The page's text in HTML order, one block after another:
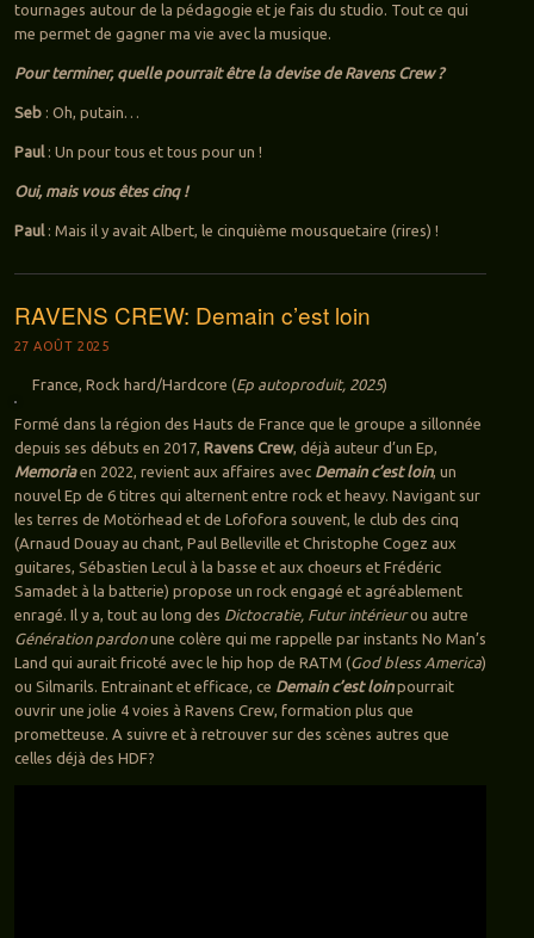
tournages autour de la pédagogie et je fais du studio. Tout ce qui
me permet de gagner ma vie avec la musique.
Pour terminer, quelle pourrait être la devise de Ravens Crew ?
Seb: Oh, putain…
Paul: Un pour tous et tous pour un !
Oui, mais vous êtes cinq !
Paul: Mais il y avait Albert, le cinquième mousquetaire (rires) !
RAVENS CREW: Demain c’est loin
27 AOÛT 2025
France, Rock hard/Hardcore (Ep autoproduit, 2025)
Formé dans la région des Hauts de France que le groupe a sillonnée
depuis ses débuts en 2017, Ravens Crew, déjà auteur d’un Ep,
Memoriaen 2022, revient aux affaires avec Demain c’est loin, un
nouvel Ep de 6 titres qui alternent entre rock et heavy. Navigant sur
les terres de Motörhead et de Lofofora souvent, le club des cinq
(Arnaud Douay au chant, Paul Belleville et Christophe Cogez aux
guitares, Sébastien Lecul à la basse et aux choeurs et Frédéric
Samadet à la batterie) propose un rock engagé et agréablement
enragé. Il y a, tout au long des Dictocratie, Futur intérieurou autre
Génération pardonune colère qui me rappelle par instants No Man’s
Land qui aurait fricoté avec le hip hop de RATM (God bless America)
ou Silmarils. Entrainant et efficace, ce Demain c’est loinpourrait
ouvrir une jolie 4 voies à Ravens Crew, formation plus que
prometteuse. A suivre et à retrouver sur des scènes autres que
celles déjà des HDF?